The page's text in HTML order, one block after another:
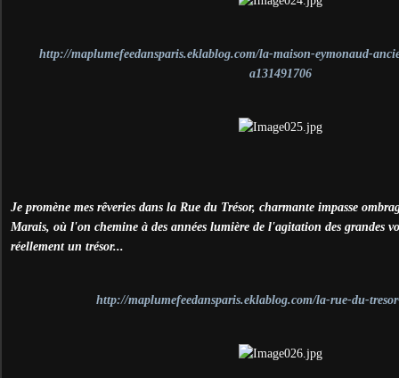
http://maplumefeedansparis.eklablog.com/la-maison-eymonaud-
a131491706
Je promène mes rêveries dans la Rue du Trésor, charmante impasse
Marais, où l'on chemine à des années lumière de l'agitation des grandes
réellement un trésor...
http://maplumefeedansparis.eklablog.com/la-rue-du-